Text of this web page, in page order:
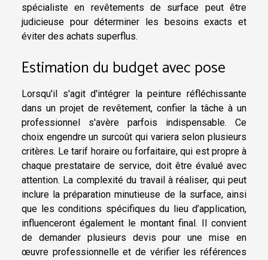
spécialiste en revêtements de surface peut être
judicieuse pour déterminer les besoins exacts et
éviter des achats superflus.
Estimation du budget avec pose
Lorsqu'il s'agit d'intégrer la peinture réfléchissante
dans un projet de revêtement, confier la tâche à un
professionnel s'avère parfois indispensable. Ce
choix engendre un surcoût qui variera selon plusieurs
critères. Le tarif horaire ou forfaitaire, qui est propre à
chaque prestataire de service, doit être évalué avec
attention. La complexité du travail à réaliser, qui peut
inclure la préparation minutieuse de la surface, ainsi
que les conditions spécifiques du lieu d’application,
influenceront également le montant final. Il convient
de demander plusieurs devis pour une mise en
œuvre professionnelle et de vérifier les références